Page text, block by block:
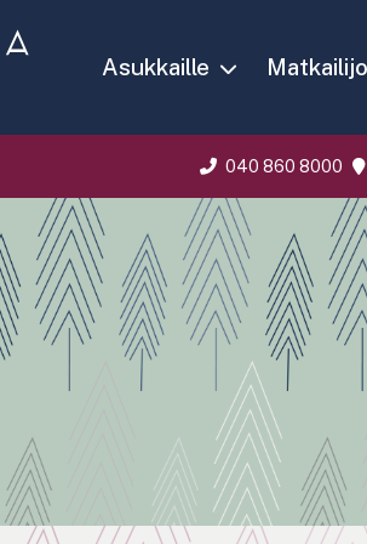
Asukkaille
040 860 8000